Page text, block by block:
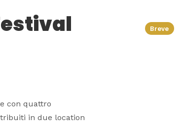
con quattro
in due location
Breve